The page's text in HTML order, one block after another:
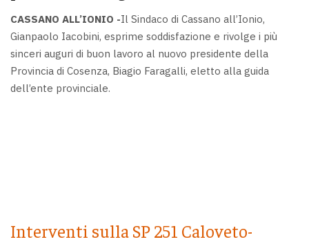
CASSANO ALL’IONIO -Il Sindaco di Cassano all’Ionio,
Gianpaolo Iacobini, esprime soddisfazione e rivolge i più
sinceri auguri di buon lavoro al nuovo presidente della
Provincia di Cosenza, Biagio Faragalli, eletto alla guida
dell’ente provinciale.
Interventi sulla SP 251 Caloveto-